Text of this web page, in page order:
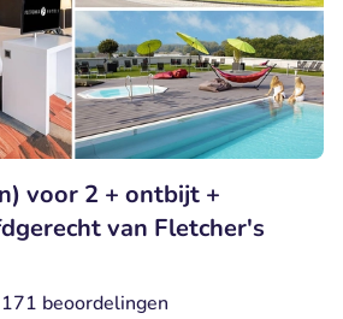
voor 2 + ontbijt +
van Fletcher's
beoordelingen